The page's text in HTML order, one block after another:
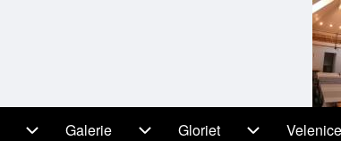
Galerie Gloriet Velenice